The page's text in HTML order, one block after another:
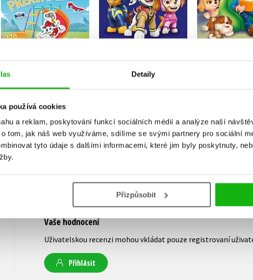
Detaily
používá cookies
a reklam, poskytování funkcí sociálních médií a analýze naší
o tom, jak náš web využíváme, sdílíme se svými partnery pro sociální
tyto údaje s dalšími informacemi, které jim byly poskytnuty,
Přizpůsobit
299 Kč
239 Kč
Vaše hodnocení
Uživatelskou recenzi mohou vkládat pouze registrovaní
Přihlásit